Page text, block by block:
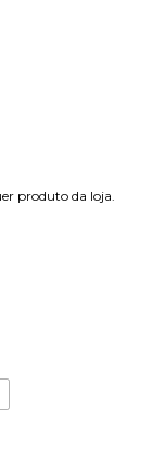
produto da loja.